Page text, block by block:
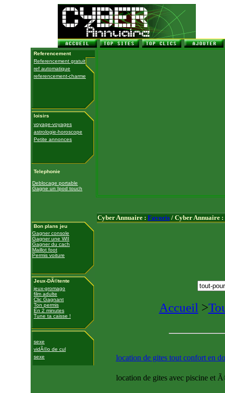
Referencement
Referencement gratuit
ref automatique
referencement-charme
loisirs
voyage-voyages
astrologie-horoscope
Petite annonces
Telephonie
Deblocage portable
Gagne un Ipod touch
Bon plans jeu
Gagner console
Gagner une WII
Gagner du cach
Maillot foot
Permis voiture
Jeux-DÃ©tente
jeux-gromago
film adulte
Clic Gagnant
Ton permis
En 2 minutes
Tune ta caisse !
sexe
vidÃ©o de cul
sexe
Cyber Annuaire : Favoris / Cyber Annuaire :
Accueil >
location de gites tout confort en
location de gites avec piscine et